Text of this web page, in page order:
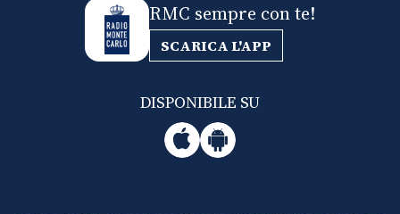
RMC sempre con te!
SCARICA L'APP
DISPONIBILE SU